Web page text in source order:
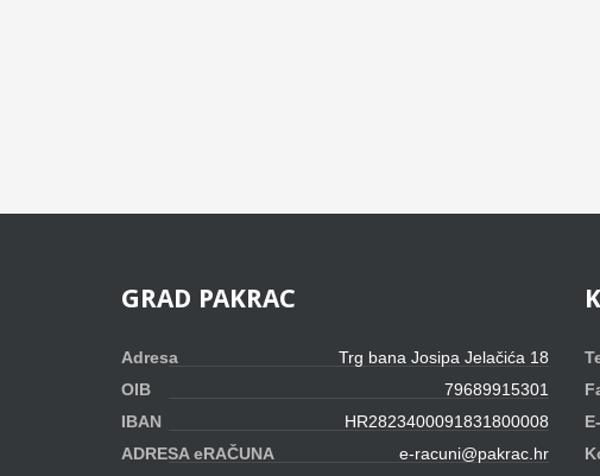
GRAD PAKRAC
Adresa
Trg bana Josipa Jelačića 18
OIB
79689915301
IBAN
HR2823400091831800008
ADRESA eRAČUNA
e-racuni@pakrac.hr